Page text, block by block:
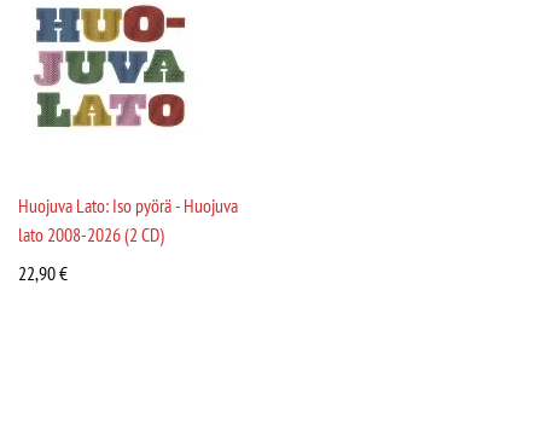
Huojuva Lato: Iso pyörä - Huojuva
lato 2008-2026 (2 CD)
22,90€